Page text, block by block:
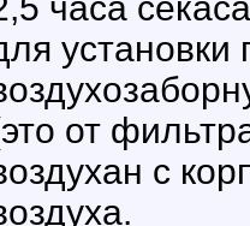
часа
установки
от
с